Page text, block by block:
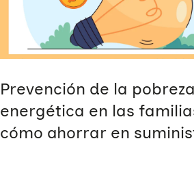
Prevención de la pobreza
energética en las
cómo ahorrar en